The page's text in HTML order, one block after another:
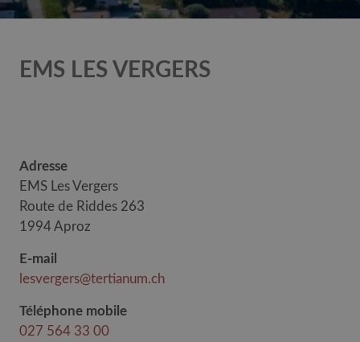
EMS LES VERGERS
Adresse
EMS Les Vergers
Route de Riddes 263
1994 Aproz
E-mail
lesvergers@tertianum.ch
Téléphone mobile
027 564 33 00